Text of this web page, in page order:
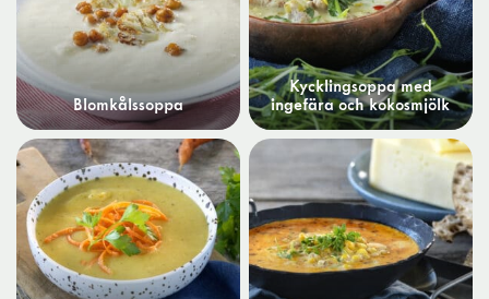
Blomkålssoppa
Kycklingsoppa med
ingefära och kokosmjölk